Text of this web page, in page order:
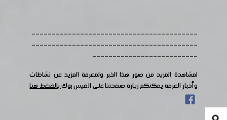
-----------------------------------------
-----------------------------------------
--------------------------
لمشاهدة المزيد من صور هذا الخبر ولمعرفة المزيد عن نشاطات
وأخبار الغرفة يمكنكم زيارة صفحتنا على الفيس بوكبالضغط هنا